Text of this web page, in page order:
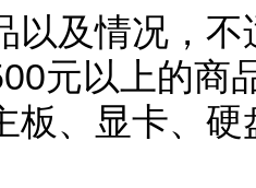
以及情况，
元以上的商
板、显卡、